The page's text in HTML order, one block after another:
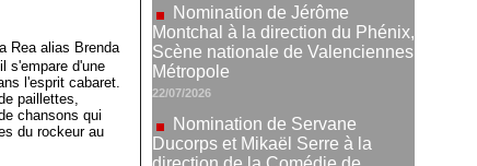
Rea alias Brenda
s'empare d'une
l'esprit cabaret.
paillettes,
chansons qui
du rockeur au
22/07/2026
Nomination de Servane
Ducorps et Mikaël Serre à la
direction de la Comédie de
National Grand Est Alsace
07/07/2026